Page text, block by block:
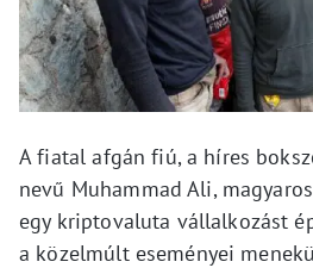
A fiatal afgán fiú, a híres
nevű Muhammad Ali,
egy kriptovaluta vállalkozást
a közelmúlt eseményei